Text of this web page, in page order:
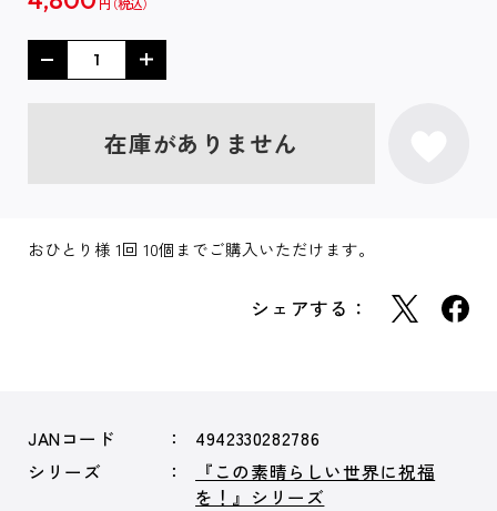
円
在庫がありません
おひとり様 1回 10個までご購入いただけます。
シェアする：
JANコード
4942330282786
シリーズ
『この素晴らしい世界に祝福
を！』シリーズ